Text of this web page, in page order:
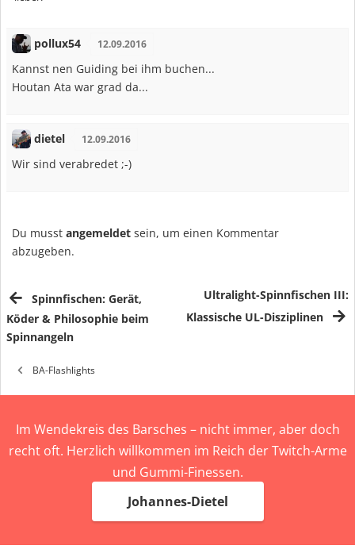
pollux54 12.09.2016
Kannst nen Guiding bei ihm buchen...
Houtan Ata war grad da...
dietel 12.09.2016
Wir sind verabredet ;-)
Du musst angemeldet sein, um einen Kommentar
abzugeben.
Spinnfischen: Gerät,
Köder & Philosophie beim
Spinnangeln
Ultralight-Spinnfischen III:
Klassische UL-Disziplinen
BA-Flashlights
Im Wendekreis des Barsches – nicht immer, aber doch
recht oft. Herzlich willkommen im Reich der Twitch-Arme
und Gummi-Finessen.
Johannes-Dietel